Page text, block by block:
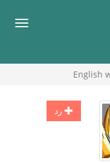
قائمة
English
رد